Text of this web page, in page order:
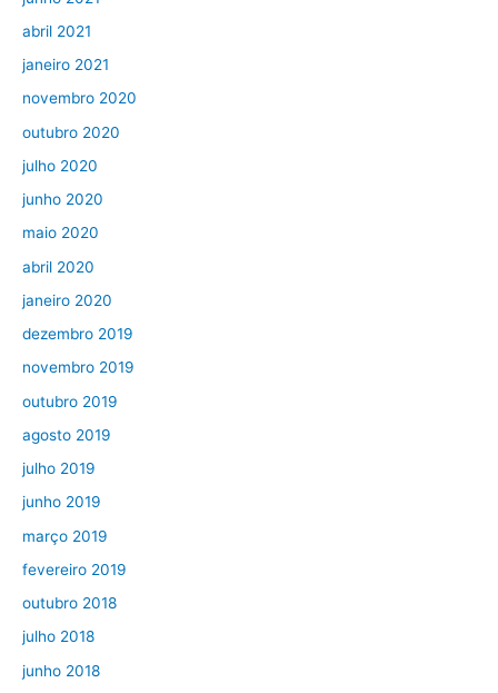
abril 2021
janeiro 2021
novembro 2020
outubro 2020
julho 2020
junho 2020
maio 2020
abril 2020
janeiro 2020
dezembro 2019
novembro 2019
outubro 2019
agosto 2019
julho 2019
junho 2019
março 2019
fevereiro 2019
outubro 2018
julho 2018
junho 2018